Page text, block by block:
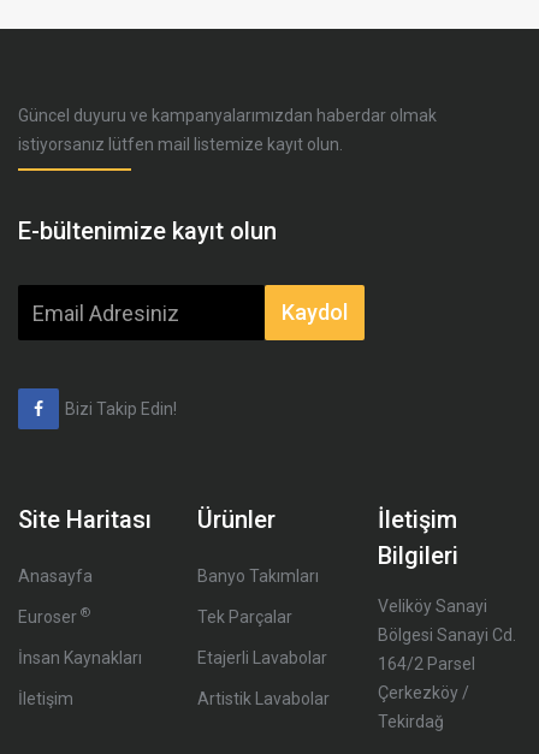
Güncel duyuru ve kampanyalarımızdan haberdar olmak
istiyorsanız lütfen mail listemize kayıt olun.
E-bültenimize kayıt olun
address
Kaydol
Bizi Takip Edin!
Site Haritası
Anasayfa
Euroser ®
İnsan Kaynakları
İletişim
Ürünler
Banyo Takımları
Tek Parçalar
Etajerli Lavabolar
Artistik Lavabolar
İletişim
Bilgileri
Veliköy Sanayi
Bölgesi Sanayi Cd.
164/2 Parsel
Çerkezköy /
Tekirdağ